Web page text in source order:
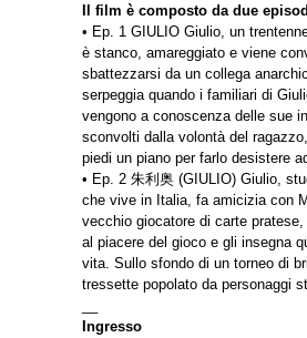
Il film è composto da due
• Ep. 1 GIULIO Giulio, un
è stanco, amareggiato e viene
sbattezzarsi da un collega
serpeggia quando i familiari di
vengono a conoscenza delle sue
sconvolti dalla volontà del
piedi un piano per farlo desistere
• Ep. 2 朱利奥 (GIULIO) Giulio,
che vive in Italia, fa amicizia con
vecchio giocatore di carte
al piacere del gioco e gli insegna
vita. Sullo sfondo di un torneo di
tressette popolato da personaggi
Ingresso